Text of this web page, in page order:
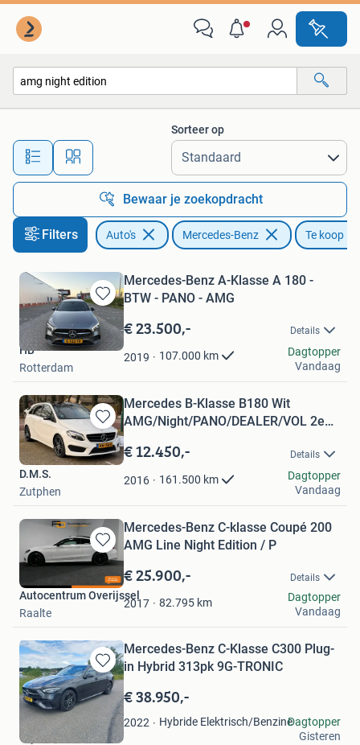
Alle afstanden…
Sorteer op
Bewaar je zoekopdracht
Filters Auto's Mercedes-Benz Te koop
Bewaren
in
Mijn
Favorieten
Mercedes-Benz A-Klasse A 180 -
BTW - PANO - AMG
€ 23.500,- Details
2019 107.000 km
HB
Rotterdam
Dagtopper
Vandaag
Bewaren
in
Mijn
Favorieten
Mercedes B-Klasse B180 Wit
AMG/Night/PANO/DEALER/VOL 2e
€ 12.450,- Details
2016 161.500 km
D.M.S.
Zutphen
Dagtopper
Vandaag
Bewaren
in
Mijn
Favorieten
Mercedes-Benz C-klasse Coupé 200
AMG Line Night Edition / P
€ 25.900,- Details
2017 82.795 km
Autocentrum Overijssel
Raalte
Dagtopper
Vandaag
Bewaren
Mijn
Favorieten
Mercedes-Benz C-Klasse C300 Plug-
in Hybrid 313pk 9G-TRONIC
€ 38.950,-
2022 Hybride Elektrisch/Benzine
Richard
Wijchen
Dagtopper
Gisteren